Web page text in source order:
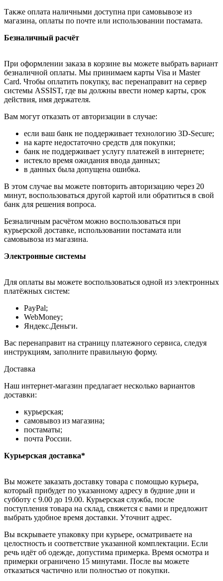
Также оплата наличными доступна при самовывозе из
магазина, оплаты по почте или использовании постамата.
Безналичный расчёт
При оформлении заказа в корзине вы можете выбрать вариант
безналичной оплаты. Мы принимаем карты Visa и Master
Card. Чтобы оплатить покупку, вас перенаправит на сервер
системы ASSIST, где вы должны ввести номер карты, срок
действия, имя держателя.
Вам могут отказать от авторизации в случае:
если ваш банк не поддерживает технологию 3D-Secure;
на карте недостаточно средств для покупки;
банк не поддерживает услугу платежей в интернете;
истекло время ожидания ввода данных;
в данных была допущена ошибка.
В этом случае вы можете повторить авторизацию через 20
минут, воспользоваться другой картой или обратиться в свой
банк для решения вопроса.
Безналичным расчётом можно воспользоваться при
курьерской доставке, использовании постамата или
самовывоза из магазина.
Электронные системы
Для оплаты вы можете воспользоваться одной из электронных
платёжных систем:
PayPal;
WebMoney;
Яндекс.Деньги.
Вас перенаправит на страницу платежного сервиса, следуя
инструкциям, заполните правильную форму.
Доставка
Наш интернет-магазин предлагает несколько вариантов
доставки:
курьерская;
самовывоз из магазина;
постаматы;
почта России.
Курьерская доставка*
Вы можете заказать доставку товара с помощью курьера,
который прибудет по указанному адресу в будние дни и
субботу с 9.00 до 19.00. Курьерская служба, после
поступления товара на склад, свяжется с вами и предложит
выбрать удобное время доставки. Уточнит адрес.
Вы вскрываете упаковку при курьере, осматриваете на
целостность и соответствие указанной комплектации. Если
речь идёт об одежде, допустима примерка. Время осмотра и
примерки ограничено 15 минутами. После вы можете
отказаться частично или полностью от покупки.